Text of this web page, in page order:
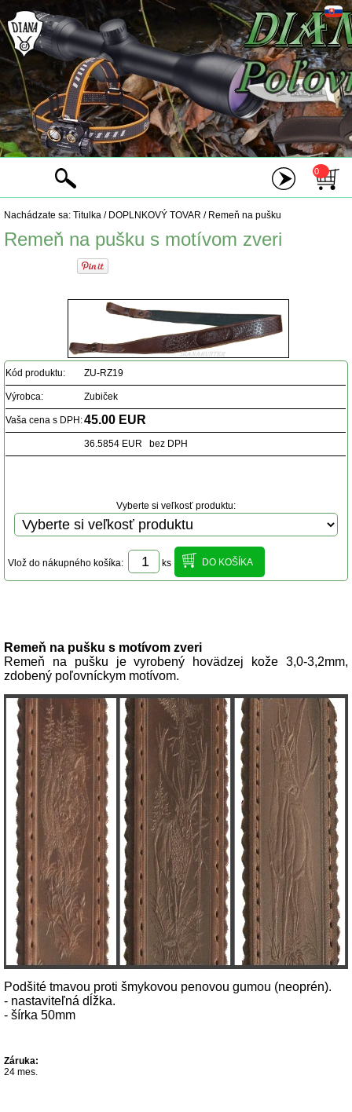
0
Nachádzate sa: Titulka / DOPLNKOVÝ TOVAR / Remeň na pušku
Remeň na pušku s motívom zveri
Kód produktu: ZU-RZ19
Výrobca: Zubiček
Vaša cena s DPH:45.00 EUR
36.5854 EUR bez DPH
Vyberte si veľkosť produktu:
Vlož do nákupného košíka: ks
Remeň na pušku s motívom zveri
Remeň na pušku je vyrobený hovädzej kože 3,0-3,2mm,
zdobený poľovníckym motívom.
Podšité tmavou proti šmykovou penovou gumou (neoprén).
- nastaviteľná dĺžka.
- šírka 50mm
Záruka:
24 mes.